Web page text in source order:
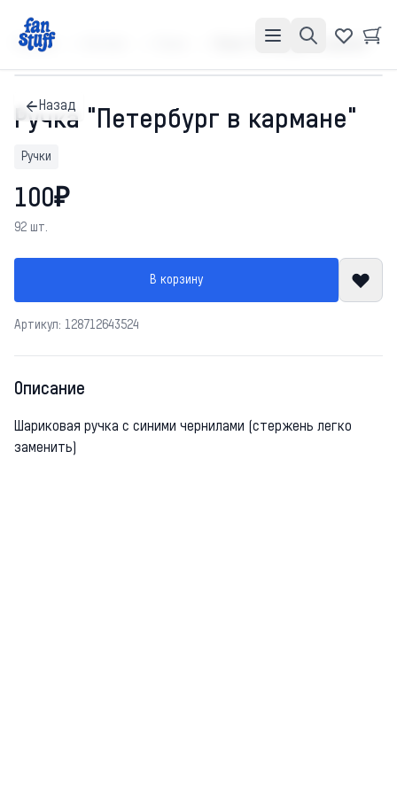
Главная Ручка "Петербург в кармане"
Назад
Ручка "Петербург в кармане"
Ручки
100₽
92 шт.
В корзину
Артикул: 128712643524
Описание
Шариковая ручка с синими чернилами (стержень легко
заменить)